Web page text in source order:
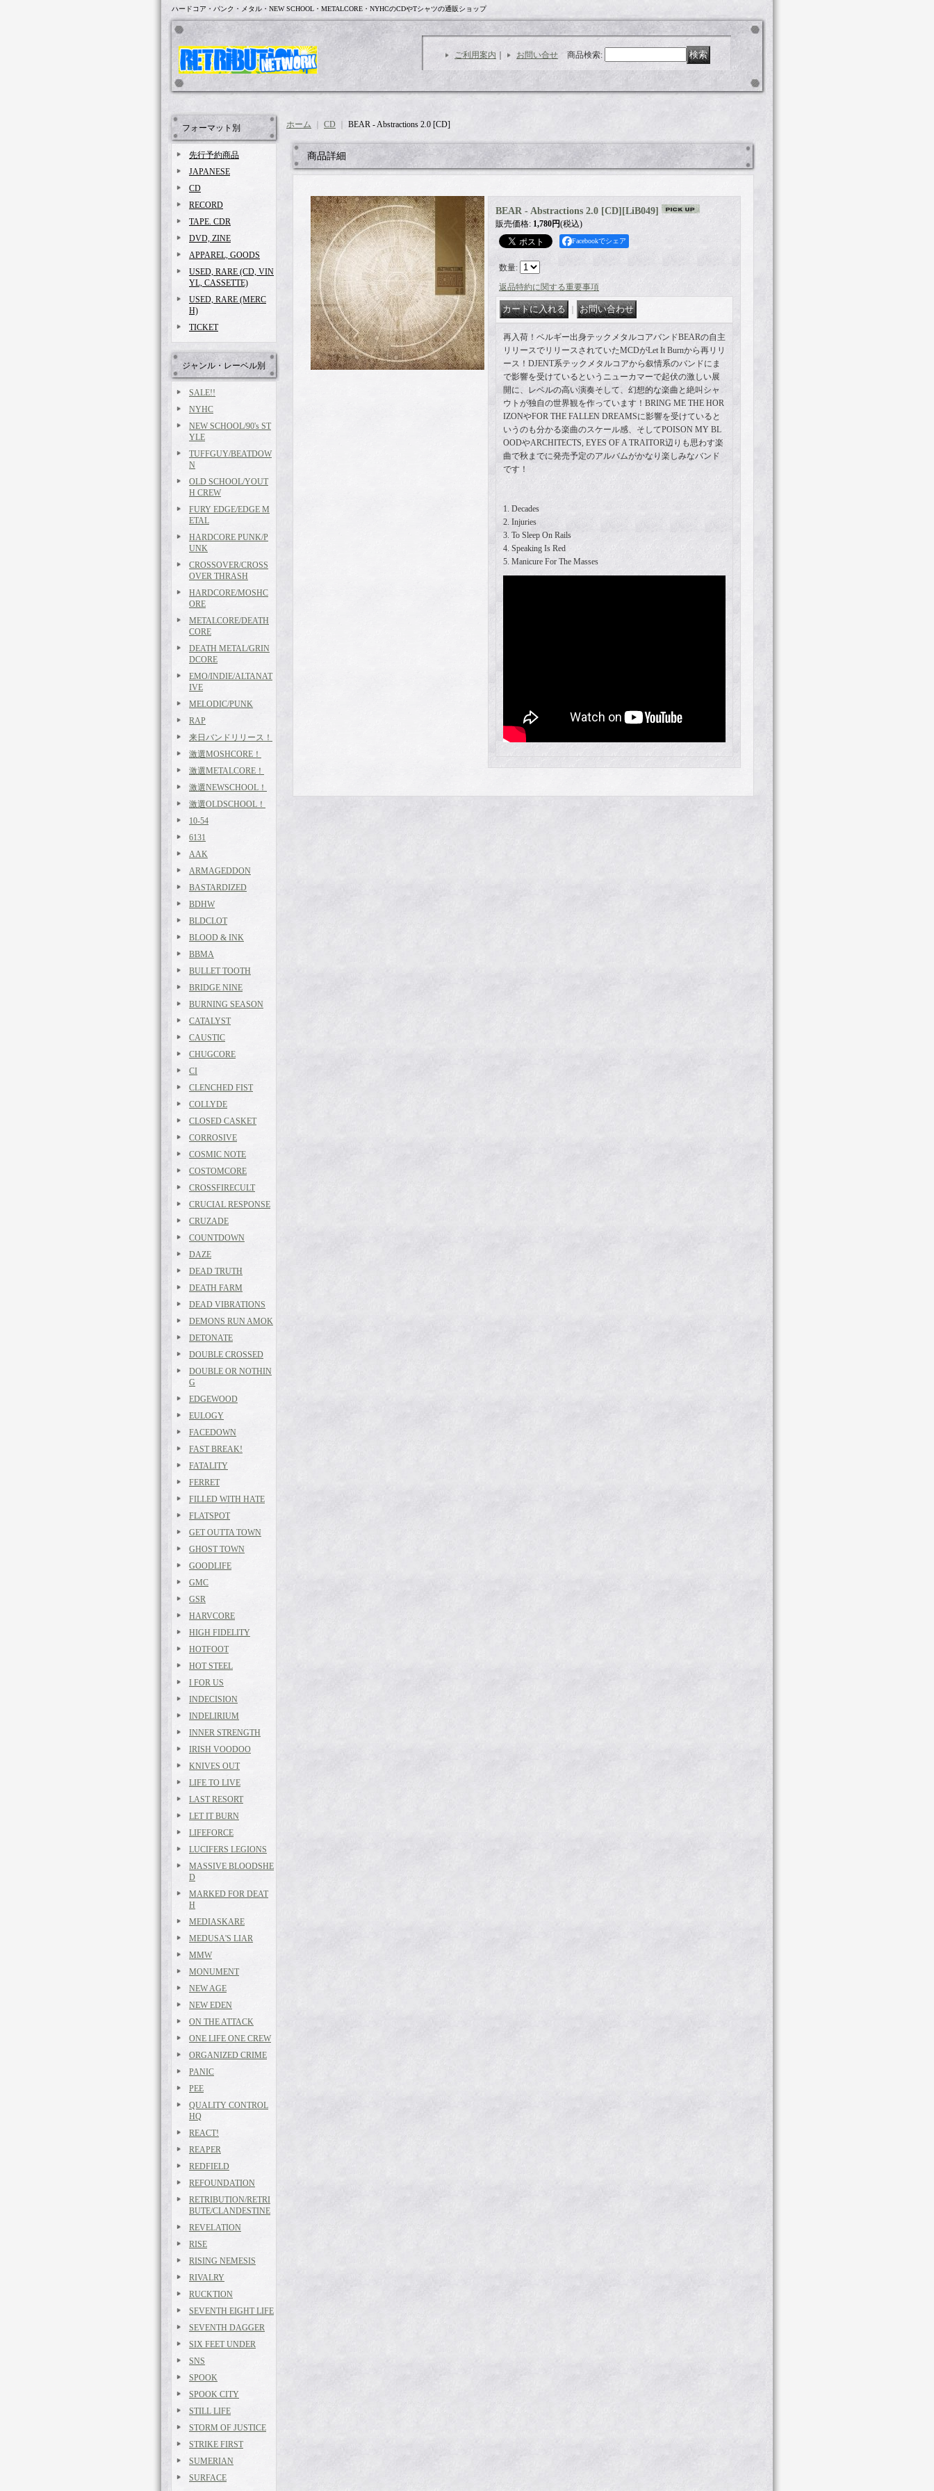
ハードコア・パンク・メタル・NEW SCHOOL・METALCORE・NYHCのCDやTシャツの通販ショップ
ご利用案内 お問い合せ 商品検索:
フォーマット別
先行予約商品
JAPANESE
CD
RECORD
TAPE. CDR
DVD, ZINE
APPAREL, GOODS
USED, RARE (CD, VIN
YL, CASSETTE)
USED, RARE (MERC
H)
TICKET
ジャンル・レーベル別
SALE!!
NYHC
NEW SCHOOL/90's ST
YLE
TUFFGUY/BEATDOW
N
OLD SCHOOL/YOUT
H CREW
FURY EDGE/EDGE M
ETAL
HARDCORE PUNK/P
UNK
CROSSOVER/CROSS
OVER THRASH
HARDCORE/MOSHC
ORE
METALCORE/DEATH
CORE
DEATH METAL/GRIN
DCORE
EMO/INDIE/ALTANAT
IVE
MELODIC/PUNK
RAP
来日バンドリリース！
激選MOSHCORE！
激選METALCORE！
激選NEWSCHOOL！
激選OLDSCHOOL！
10-54
6131
AAK
ARMAGEDDON
BASTARDIZED
BDHW
BLDCLOT
BLOOD & INK
BBMA
BULLET TOOTH
BRIDGE NINE
BURNING SEASON
CATALYST
CAUSTIC
CHUGCORE
CI
CLENCHED FIST
COLLYDE
CLOSED CASKET
CORROSIVE
COSMIC NOTE
COSTOMCORE
CROSSFIRECULT
CRUCIAL RESPONSE
CRUZADE
COUNTDOWN
DAZE
DEAD TRUTH
DEATH FARM
DEAD VIBRATIONS
DEMONS RUN AMOK
DETONATE
DOUBLE CROSSED
DOUBLE OR NOTHIN
G
EDGEWOOD
EULOGY
FACEDOWN
FAST BREAK!
FATALITY
FERRET
FILLED WITH HATE
FLATSPOT
GET OUTTA TOWN
GHOST TOWN
GOODLIFE
GMC
GSR
HARVCORE
HIGH FIDELITY
HOTFOOT
HOT STEEL
I FOR US
INDECISION
INDELIRIUM
INNER STRENGTH
IRISH VOODOO
KNIVES OUT
LIFE TO LIVE
LAST RESORT
LET IT BURN
LIFEFORCE
LUCIFERS LEGIONS
MASSIVE BLOODSHE
D
MARKED FOR DEAT
H
MEDIASKARE
MEDUSA'S LIAR
MMW
MONUMENT
NEW AGE
NEW EDEN
ON THE ATTACK
ONE LIFE ONE CREW
ORGANIZED CRIME
PANIC
PEE
QUALITY CONTROL
HQ
REACT!
REAPER
REDFIELD
REFOUNDATION
RETRIBUTION/RETRI
BUTE/CLANDESTINE
REVELATION
RISE
RISING NEMESIS
RIVALRY
RUCKTION
SEVENTH EIGHT LIFE
SEVENTH DAGGER
SIX FEET UNDER
SNS
SPOOK
SPOOK CITY
STILL LIFE
STORM OF JUSTICE
STRIKE FIRST
SUMERIAN
SURFACE
ホーム CD BEAR - Abstractions 2.0 [CD]
商品詳細
BEAR - Abstractions 2.0 [CD] [LiB049]
販売価格: 1,780円(税込)
Facebookでシェア
数量:
返品特約に関する重要事項
再入荷！ベルギー出身テックメタルコアバンドBEARの自主
リリースでリリースされていたMCDがLet It Burnから再リリ
ース！DJENT系テックメタルコアから叙情系のバンドにま
で影響を受けているというニューカマーで起伏の激しい展
開に、レベルの高い演奏そして、幻想的な楽曲と絶叫シャ
ウトが独自の世界観を作っています！BRING ME THE HOR
IZONやFOR THE FALLEN DREAMSに影響を受けていると
いうのも分かる楽曲のスケール感、そしてPOISON MY BL
OODやARCHITECTS, EYES OF A TRAITOR辺りも思わす楽
曲で秋までに発売予定のアルバムがかなり楽しみなバンド
です！
1. Decades
2. Injuries
3. To Sleep On Rails
4. Speaking Is Red
5. Manicure For The Masses